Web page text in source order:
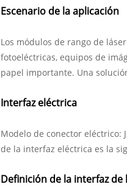
Escenario de la aplicación
Los módulos de rango de
fotoeléctricas, equipos de
papel importante. Una
Interfaz eléctrica
Modelo de conector eléctrico:
de la interfaz eléctrica es la
Definición de la interfaz de